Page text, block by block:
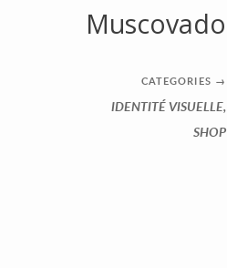
Muscovado
CATEGORIES →
IDENTITÉ VISUELLE,
SHOP